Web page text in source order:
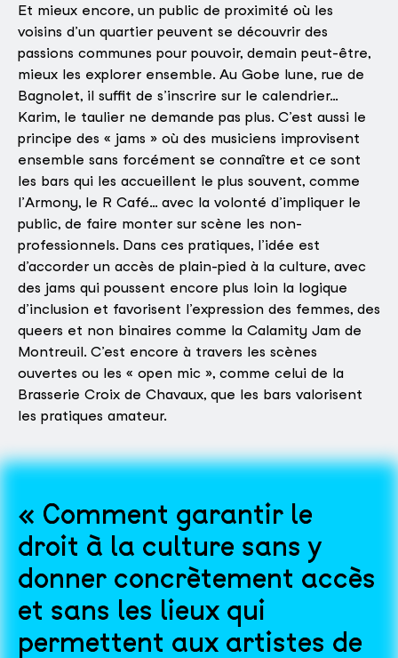
Et mieux encore, un public de proximité où les
voisins d’un quartier peuvent se découvrir des
passions communes pour pouvoir, demain peut-être,
mieux les explorer ensemble. Au Gobe lune, rue de
Bagnolet, il suffit de s’inscrire sur le calendrier…
Karim, le taulier ne demande pas plus. C’est aussi le
principe des « jams » où des musiciens improvisent
ensemble sans forcément se connaître et ce sont
les bars qui les accueillent le plus souvent, comme
l’Armony, le R Café… avec la volonté d’impliquer le
public, de faire monter sur scène les non-
professionnels. Dans ces pratiques, l’idée est
d’accorder un accès de plain-pied à la culture, avec
des jams qui poussent encore plus loin la logique
d’inclusion et favorisent l’expression des femmes, des
queers et non binaires comme la Calamity Jam de
Montreuil. C’est encore à travers les scènes
ouvertes ou les « open mic », comme celui de la
Brasserie Croix de Chavaux, que les bars valorisent
les pratiques amateur.
Comment garantir le
droit à la culture sans y
donner concrètement accès
et sans les lieux qui
permettent aux artistes de